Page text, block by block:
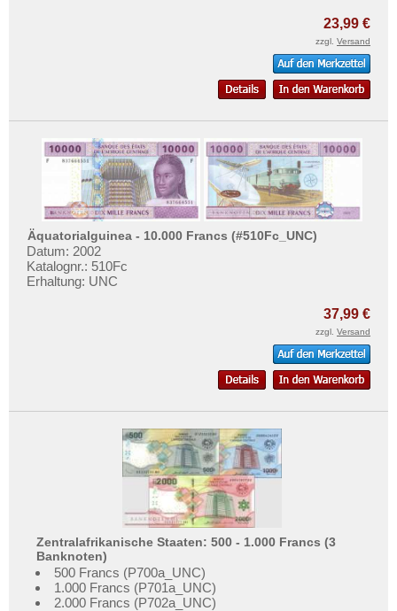
23,99 €
zzgl. Versand
Äquatorialguinea - 10.000 Francs (#510Fc_UNC)
Datum: 2002
Katalognr.: 510Fc
Erhaltung: UNC
37,99 €
zzgl. Versand
Zentralafrikanische Staaten: 500 - 1.000 Francs (3
Banknoten)
500 Francs (P700a_UNC)
1.000 Francs (P701a_UNC)
2.000 Francs (P702a_UNC)